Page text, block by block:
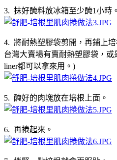
3. 抹好醃料放冰箱至少醃1小時。
4. 將耐熱塑膠袋剪開，再鋪上
台灣大賣場有賣耐熱塑膠袋，或
liner都可以拿來用。)
5. 醃好的肉塊放在培根上面。
6. 再捲起來。